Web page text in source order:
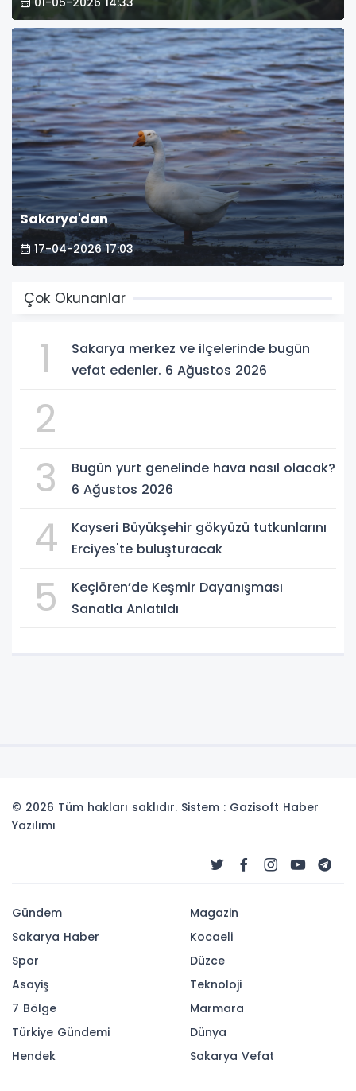
Sakarya'dan
17-04-2026 17:03
Çok Okunanlar
1
Sakarya merkez ve ilçelerinde bugün
vefat edenler. 6 Ağustos 2026
2
3
Bugün yurt genelinde hava nasıl olacak?
6 Ağustos 2026
4
Kayseri Büyükşehir gökyüzü tutkunlarını
Erciyes'te buluşturacak
5
Keçiören’de Keşmir Dayanışması
Sanatla Anlatıldı
© 2026 Tüm hakları saklıdır. Sistem : Gazisoft Haber
Yazılımı
Gündem
Sakarya Haber
Spor
Asayiş
7 Bölge
Türkiye Gündemi
Hendek
Magazin
Kocaeli
Düzce
Teknoloji
Marmara
Dünya
Sakarya Vefat